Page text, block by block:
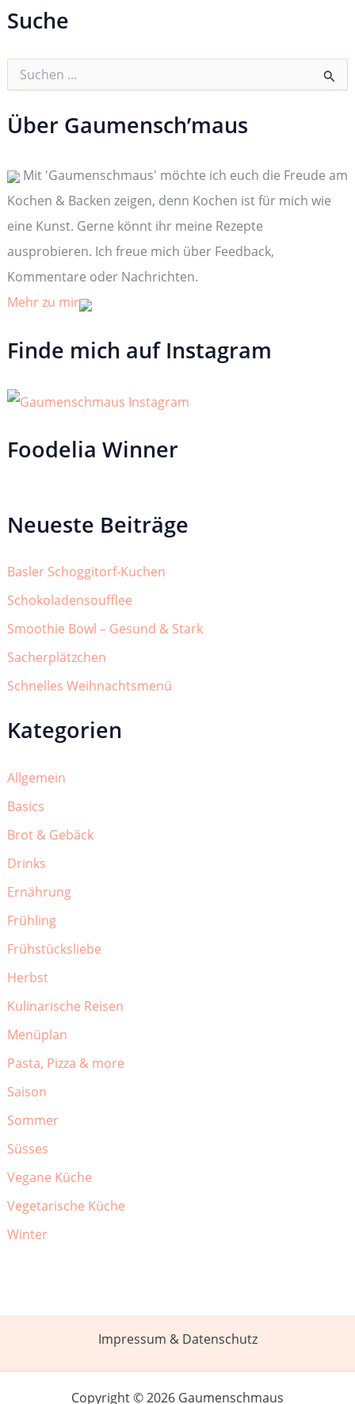
Suche
h
e
a
h
:
Über Gaumensch’maus
Mit 'Gaumenschmaus' möchte ich euch die Freude am
Kochen & Backen zeigen, denn Kochen ist für mich wie
eine Kunst. Gerne könnt ihr meine Rezepte
ausprobieren. Ich freue mich über Feedback,
Kommentare oder Nachrichten.
Mehr zu mir
Finde mich auf Instagram
Foodelia Winner
Neueste Beiträge
Basler Schoggitorf-Kuchen
Schokoladensoufflee
Smoothie Bowl – Gesund & Stark
Sacherplätzchen
Schnelles Weihnachtsmenü
Kategorien
Allgemein
Basics
Brot & Gebäck
Drinks
Ernährung
Frühling
Frühstücksliebe
Herbst
Kulinarische Reisen
Menüplan
Pasta, Pizza & more
Saison
Sommer
Süsses
Vegane Küche
Vegetarische Küche
Winter
Impressum & Datenschutz
Copyright © 2026 Gaumenschmaus